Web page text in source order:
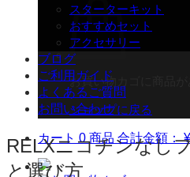
お買い物カゴに商品が
ショップに戻る
カート0 商品 合計金額：¥
スターターキット
おすすめセット
アクセサリー
ブログ
ご利用ガイド
よくあるご質問
お問い合わせ
RELXニコチンなし
と選び方